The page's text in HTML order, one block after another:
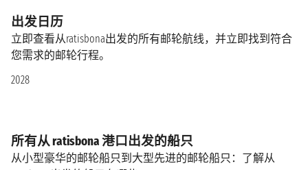
出发日历
立即查看从ratisbona出发的所有邮轮航线，并立即找到符合
您需求的邮轮行程。
2028
所有从 ratisbona 港口出发的船只
从小型豪华的邮轮船只到大型先进的邮轮船只：了解从